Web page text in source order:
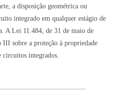
a disposição geométrica ou
integrado em qualquer estágio de
A Lei 11.484, de 31 de maio de
III sobre a proteção à propriedade
circuitos integrados.